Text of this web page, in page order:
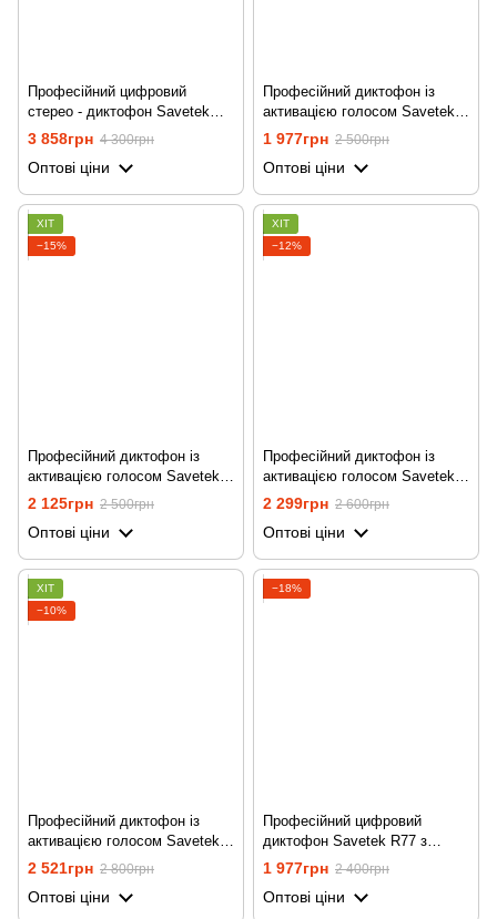
Професійний цифровий
стерео - диктофон Savetek
GS-R06, з MP3 плеєром +
підтримка SD карт, 32 Гб
3 858грн 4 300грн
Оптові ціни
Професійний диктофон із
активацією голосом Savetek
GS-R60, 8 Гб, стерео, до 25
1 977грн 2 500грн
Оптові ціни
ХІТ
−15%
Професійний диктофон із
активацією голосом Savetek
GS-R60, 16 Гб, стерео, до 25
2 125грн 2 500грн
Оптові ціни
ХІТ
−12%
Професійний диктофон із
активацією голосом Savetek
GS-R60, 32 Гб, стерео, до 25
2 299грн 2 600грн
Оптові ціни
ХІТ
−10%
Професійний диктофон із
активацією голосом Savetek
GS-R60, 64 Гб, стерео, до 25
2 521грн 2 800грн
Оптові ціни
−18%
Професійний цифровий
диктофон Savetek R77 з
активацією голосом, 32 Гб
1 977грн 2 400грн
Оптові ціни